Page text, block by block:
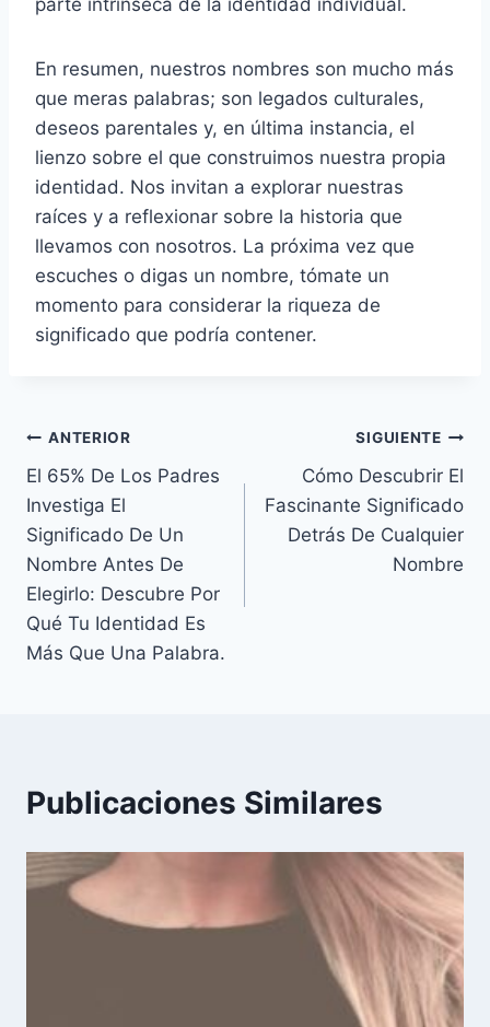
En resumen, nuestros nombres son mucho más
que meras palabras; son legados culturales,
deseos parentales y, en última instancia, el
lienzo sobre el que construimos nuestra propia
identidad. Nos invitan a explorar nuestras
raíces y a reflexionar sobre la historia que
llevamos con nosotros. La próxima vez que
escuches o digas un nombre, tómate un
momento para considerar la riqueza de
significado que podría contener.
Navegación
de
entradas
ANTERIOR
El 65% De Los Padres
Investiga El
Significado De Un
Nombre Antes De
Elegirlo: Descubre Por
Qué Tu Identidad Es
Más Que Una Palabra.
SIGUIENTE
Cómo Descubrir El
Fascinante Significado
Detrás De Cualquier
Nombre
Publicaciones Similares